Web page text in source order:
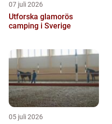
07 juli 2026
Utforska glamorös
camping i Sverige
05 juli 2026